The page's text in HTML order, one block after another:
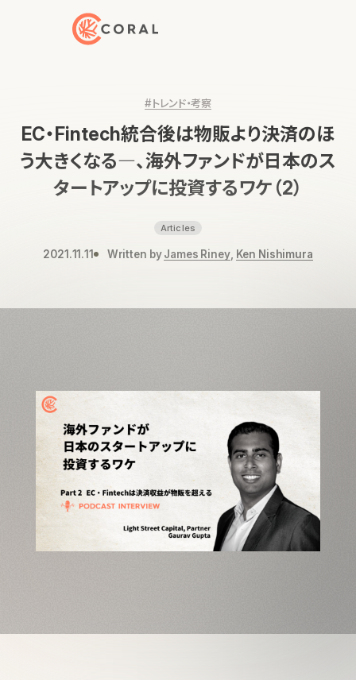
トップページへ戻る
#トレンド・考察
EC・Fintech統合後は物販より決済のほ
う大きくなる―、海外ファンドが日本のス
タートアップに投資するワケ（2）
Articles
2021.11.11 Written byJames Riney, Ken Nishimura